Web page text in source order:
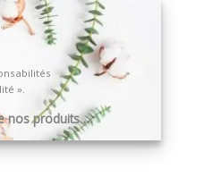
».
nos produits …